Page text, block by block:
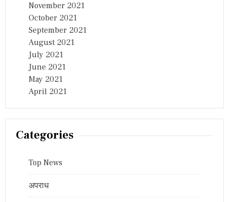
November 2021
October 2021
September 2021
August 2021
July 2021
June 2021
May 2021
April 2021
Categories
Top News
अपराध